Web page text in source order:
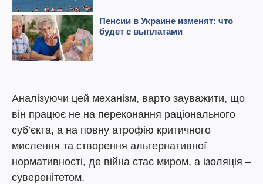
Аналізуючи цей механізм, варто зауважити, що
він працює не на переконання раціонального
суб’єкта, а на повну атрофію критичного
мислення та створення альтернативної
нормативності, де війна стає миром, а ізоляція –
суверенітетом.